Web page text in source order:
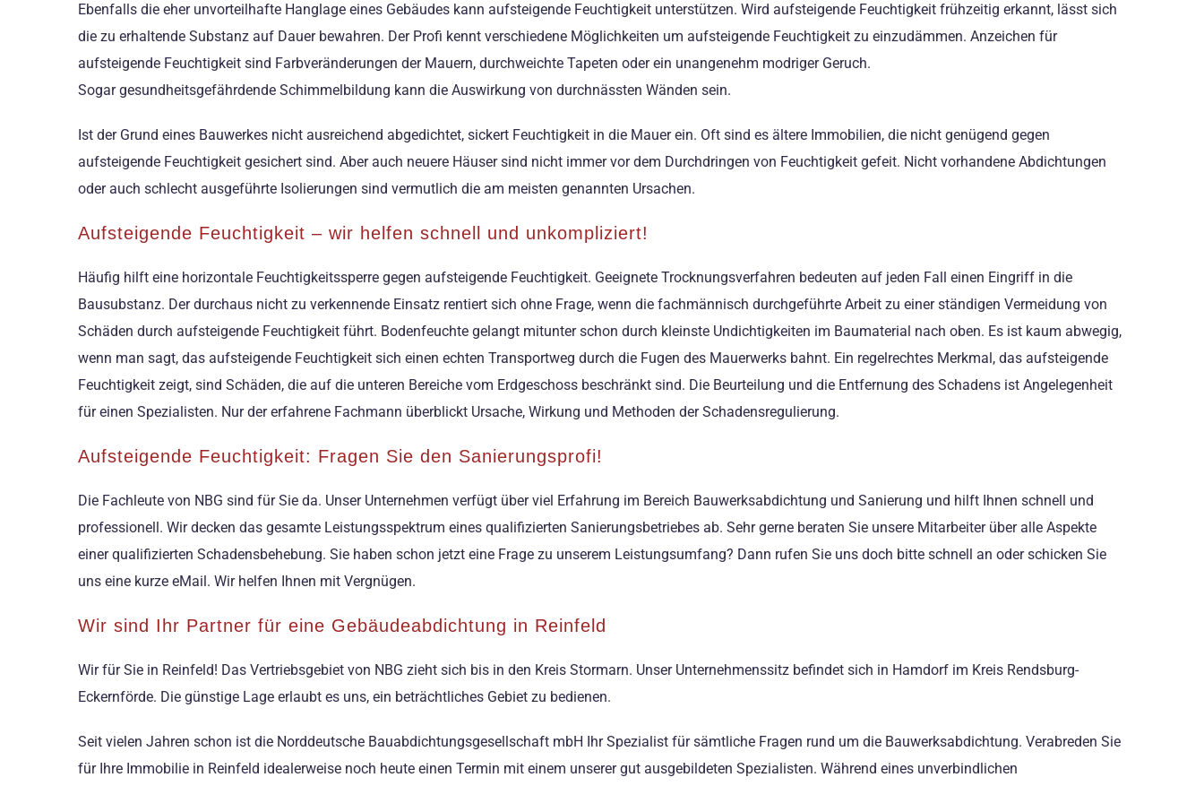
Ebenfalls die eher unvorteilhafte Hanglage eines Gebäudes kann aufsteigende Feuchtigkeit unterstützen. Wird aufsteigende Feuchtigkeit frühzeitig erkannt, lässt sich
die zu erhaltende Substanz auf Dauer bewahren. Der Profi kennt verschiedene Möglichkeiten um aufsteigende Feuchtigkeit zu einzudämmen. Anzeichen für
aufsteigende Feuchtigkeit sind Farbveränderungen der Mauern, durchweichte Tapeten oder ein unangenehm modriger Geruch.
Sogar gesundheitsgefährdende Schimmelbildung kann die Auswirkung von durchnässten Wänden sein.
Ist der Grund eines Bauwerkes nicht ausreichend abgedichtet, sickert Feuchtigkeit in die Mauer ein. Oft sind es ältere Immobilien, die nicht genügend gegen
aufsteigende Feuchtigkeit gesichert sind. Aber auch neuere Häuser sind nicht immer vor dem Durchdringen von Feuchtigkeit gefeit. Nicht vorhandene Abdichtungen
oder auch schlecht ausgeführte Isolierungen sind vermutlich die am meisten genannten Ursachen.
Aufsteigende Feuchtigkeit – wir helfen schnell und unkompliziert!
Häufig hilft eine horizontale Feuchtigkeitssperre gegen aufsteigende Feuchtigkeit. Geeignete Trocknungsverfahren bedeuten auf jeden Fall einen Eingriff in die
Bausubstanz. Der durchaus nicht zu verkennende Einsatz rentiert sich ohne Frage, wenn die fachmännisch durchgeführte Arbeit zu einer ständigen Vermeidung von
Schäden durch aufsteigende Feuchtigkeit führt. Bodenfeuchte gelangt mitunter schon durch kleinste Undichtigkeiten im Baumaterial nach oben. Es ist kaum abwegig,
wenn man sagt, das aufsteigende Feuchtigkeit sich einen echten Transportweg durch die Fugen des Mauerwerks bahnt. Ein regelrechtes Merkmal, das aufsteigende
Feuchtigkeit zeigt, sind Schäden, die auf die unteren Bereiche vom Erdgeschoss beschränkt sind. Die Beurteilung und die Entfernung des Schadens ist Angelegenheit
für einen Spezialisten. Nur der erfahrene Fachmann überblickt Ursache, Wirkung und Methoden der Schadensregulierung.
Aufsteigende Feuchtigkeit: Fragen Sie den Sanierungsprofi!
Die Fachleute von NBG sind für Sie da. Unser Unternehmen verfügt über viel Erfahrung im Bereich Bauwerksabdichtung und Sanierung und hilft Ihnen schnell und
professionell. Wir decken das gesamte Leistungsspektrum eines qualifizierten Sanierungsbetriebes ab. Sehr gerne beraten Sie unsere Mitarbeiter über alle Aspekte
einer qualifizierten Schadensbehebung. Sie haben schon jetzt eine Frage zu unserem Leistungsumfang? Dann rufen Sie uns doch bitte schnell an oder schicken Sie
uns eine kurze eMail. Wir helfen Ihnen mit Vergnügen.
Wir sind Ihr Partner für eine Gebäudeabdichtung in Reinfeld
Wir für Sie in Reinfeld! Das Vertriebsgebiet von NBG zieht sich bis in den Kreis Stormarn. Unser Unternehmenssitz befindet sich in Hamdorf im Kreis Rendsburg-
Eckernförde. Die günstige Lage erlaubt es uns, ein beträchtliches Gebiet zu bedienen.
Seit vielen Jahren schon ist die Norddeutsche Bauabdichtungsgesellschaft mbH Ihr Spezialist für sämtliche Fragen rund um die Bauwerksabdichtung. Verabreden Sie
für Ihre Immobilie in Reinfeld idealerweise noch heute einen Termin mit einem unserer gut ausgebildeten Spezialisten. Während eines unverbindlichen